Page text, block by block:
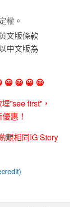
權。
文版條款
中文版為
😀 😀 😀 😀
”see first”，
惠！
靚相同IG Story